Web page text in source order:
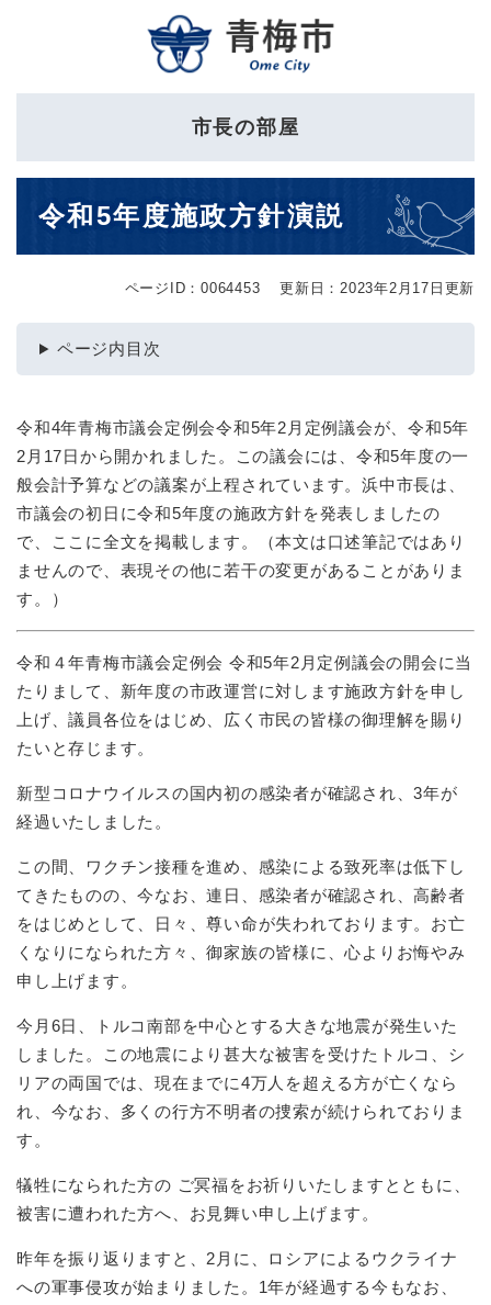
メニューを飛ばして本文へ
市長の部屋
令和5年度施政方針演説
ページID：0064453 更新日：2023年2月17日更新
ページ内目次
令和4年青梅市議会定例会令和5年2月定例議会が、令和5年
2月17日から開かれました。この議会には、令和5年度の一
般会計予算などの議案が上程されています。浜中市長は、
市議会の初日に令和5年度の施政方針を発表しましたの
で、ここに全文を掲載します。（本文は口述筆記ではあり
ませんので、表現その他に若干の変更があることがありま
す。）
令和４年青梅市議会定例会 令和5年2月定例議会の開会に当
たりまして、新年度の市政運営に対します施政方針を申し
上げ、議員各位をはじめ、広く市民の皆様の御理解を賜り
たいと存じます。
新型コロナウイルスの国内初の感染者が確認され、3年が
経過いたしました。
この間、ワクチン接種を進め、感染による致死率は低下し
てきたものの、今なお、連日、感染者が確認され、高齢者
をはじめとして、日々、尊い命が失われております。お亡
くなりになられた方々、御家族の皆様に、心よりお悔やみ
申し上げます。
今月6日、トルコ南部を中心とする大きな地震が発生いた
しました。この地震により甚大な被害を受けたトルコ、シ
リアの両国では、現在までに4万人を超える方が亡くなら
れ、今なお、多くの行方不明者の捜索が続けられておりま
す。
犠牲になられた方の ご冥福をお祈りいたしますとともに、
被害に遭われた方へ、お見舞い申し上げます。
昨年を振り返りますと、2月に、ロシアによるウクライナ
への軍事侵攻が始まりました。1年が経過する今もなお、